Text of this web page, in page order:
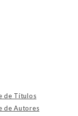
de Títulos
de Autores